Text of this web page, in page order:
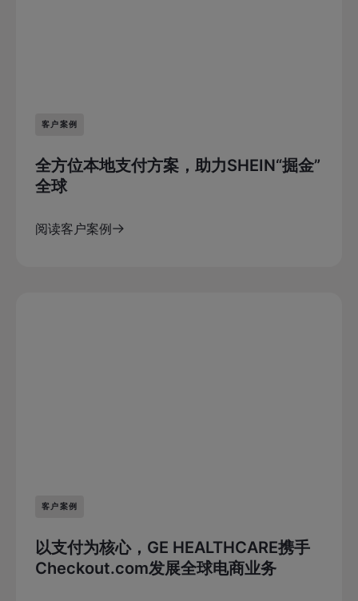
客户案例
全方位本地支付方案，助力SHEIN“掘金”
全球
阅读客户案例
客户案例
以支付为核心，GE HEALTHCARE携手
Checkout.com发展全球电商业务